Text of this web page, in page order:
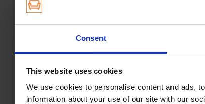
Consent
This website uses cookies
We use cookies to personalise content and ads,
information about your use of our site with our
54,95
43,50
35,97